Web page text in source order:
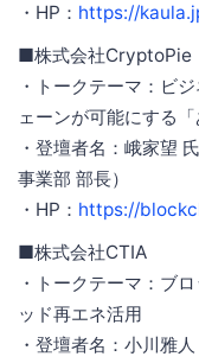
・HP： https://
■株式会社CryptoPie
・トークテーマ：ビ
ェーンが可能にする
・登壇者名：峨家望
事業部 部長）
・HP： https://
■株式会社CTIA
・トークテーマ：ブ
ッド再エネ活用
・登壇者名：小川雅